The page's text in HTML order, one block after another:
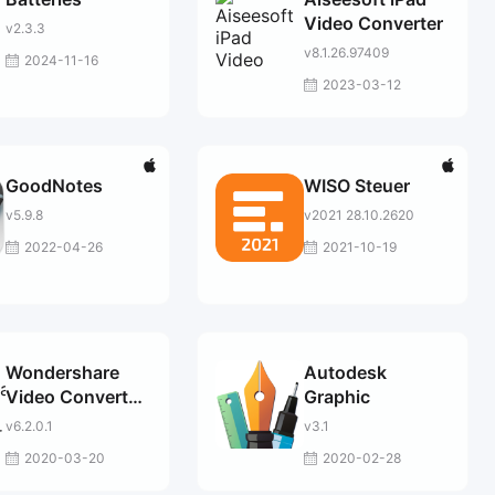
v2.3.3
2024-11-16
Video Converter
v8.1.26.97409
2023-03-12
GoodNotes
v5.9.8
2022-04-26
WISO Steuer
v2021 28.10.2620
2021-10-19
Wondershare
Video Converter
Pro
v6.2.0.1
2020-03-20
Autodesk
Graphic
v3.1
2020-02-28